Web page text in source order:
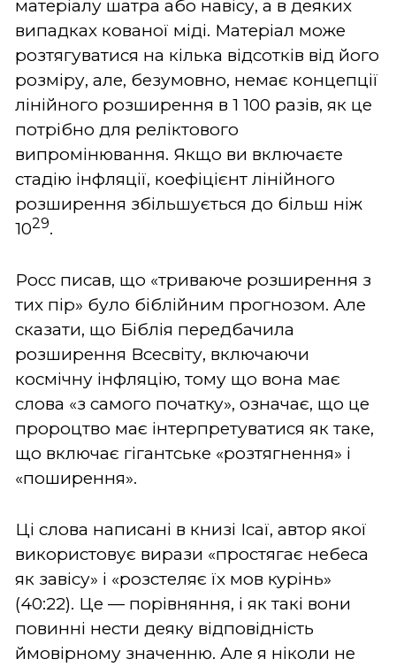
матеріалу шатра або навісу, а в деяких
випадках кованої міді. Матеріал може
розтягуватися на кілька відсотків від його
розміру, але, безумовно, немає концепції
лінійного розширення в 1 100 разів, як це
потрібно для реліктового
випромінювання. Якщо ви включаєте
стадію інфляції, коефіцієнт лінійного
розширення збільшується до більш ніж
1029.
Росс писав, що «триваюче розширення з
тих пір» було біблійним прогнозом. Але
сказати, що Біблія передбачила
розширення Всесвіту, включаючи
космічну інфляцію, тому що вона має
слова «з самого початку», означає, що це
пророцтво має інтерпретуватися як таке,
що включає гігантське «розтягнення» і
«поширення».
Ці слова написані в книзі Ісаї, автор якої
використовує вирази «простягає небеса
як завісу» і «розстеляє їх мов курінь»
(40:22). Це — порівняння, і як такі вони
повинні нести деяку відповідність
ймовірному значенню. Але я ніколи не